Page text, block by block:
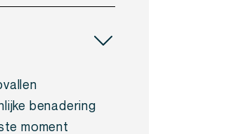
benadering
moment